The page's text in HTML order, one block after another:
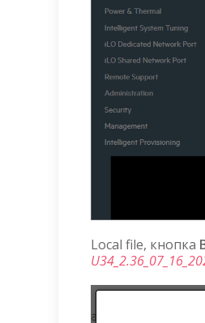
Local file, кнопка